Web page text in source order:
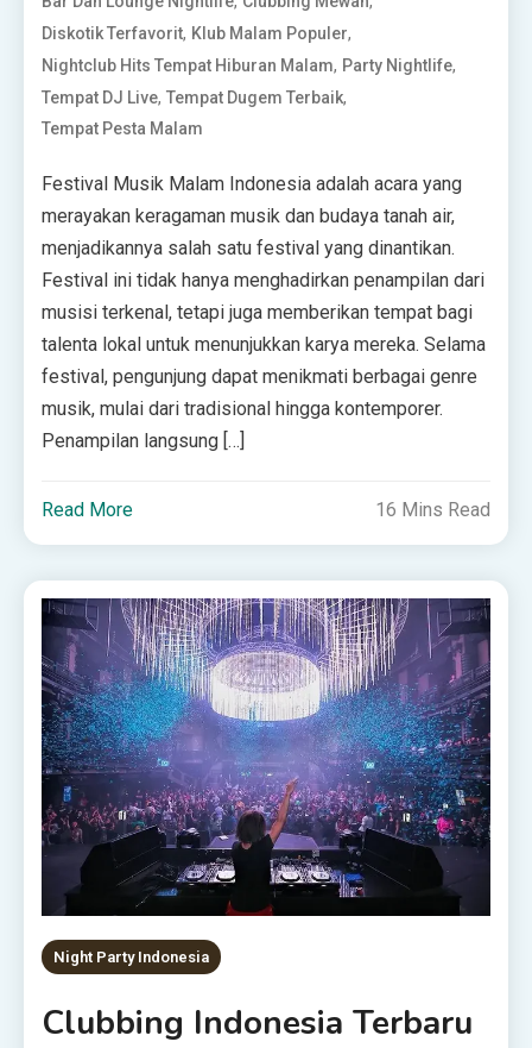
Diskotik Terfavorit, Klub Malam Populer,
Nightclub Hits Tempat Hiburan Malam, Party Nightlife,
Tempat DJ Live,Tempat Dugem Terbaik,
Tempat Pesta Malam
Festival Musik Malam Indonesia adalah acara yang
merayakan keragaman musik dan budaya tanah air,
menjadikannya salah satu festival yang dinantikan.
Festival ini tidak hanya menghadirkan penampilan dari
musisi terkenal, tetapi juga memberikan tempat bagi
talenta lokal untuk menunjukkan karya mereka. Selama
festival, pengunjung dapat menikmati berbagai genre
musik, mulai dari tradisional hingga kontemporer.
Penampilan langsung […]
Read More 16 Mins Read
Night Party Indonesia
Clubbing Indonesia Terbaru